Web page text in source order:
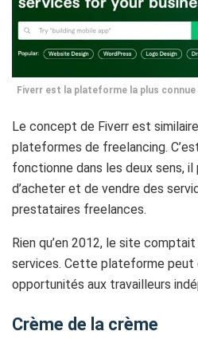
Fiverr est la plateforme la plus
Le concept de Fiverr est
plateformes de freelancing.
fonctionne dans les deux sens,
d’acheter et de vendre des
prestataires freelances.
Rien qu’en 2012, le site
services. Cette plateforme peut
opportunités aux travailleurs
Crème de la crème